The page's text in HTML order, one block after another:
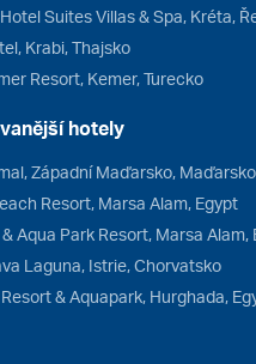
Krabi, Thajsko
Resort, Kemer, Turecko
hotely
Západní Maďarsko, Maďarsko
Resort, Marsa Alam, Egypt
Laguna, Istrie, Chorvatsko
& Aquapark, Hurghada,